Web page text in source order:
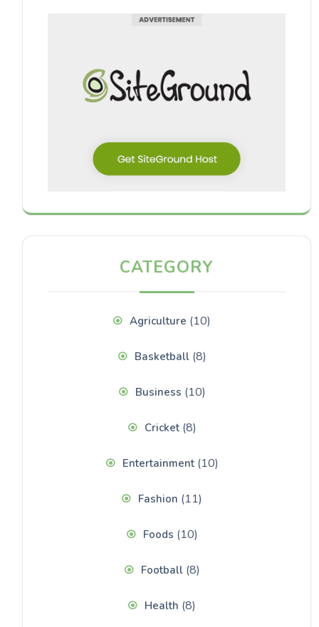
CATEGORY
Agriculture (10)
Basketball(8)
Business (10)
Cricket(8)
Entertainment(10)
Fashion (11)
Foods (10)
Football(8)
Health (8)